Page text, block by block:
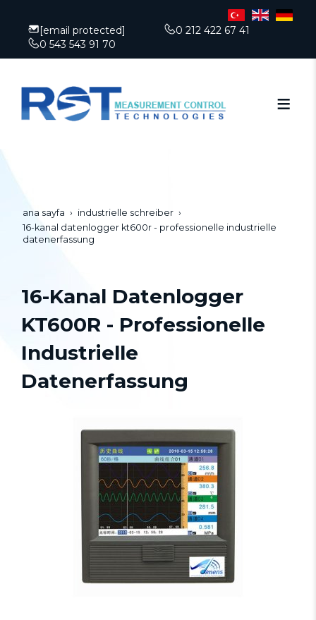
[email protected]
0 212 422 67 41
0 543 543 91 70
ana sayfa
industrielle schreiber
16-kanal datenlogger kt600r - professionelle industrielle
datenerfassung
16-Kanal Datenlogger
KT600R - Professionelle
Industrielle
Datenerfassung